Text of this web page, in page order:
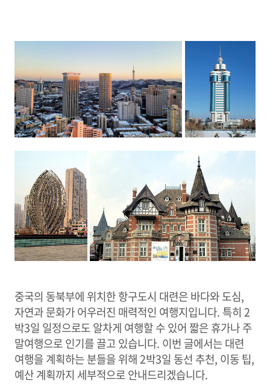
중국의 동북부에 위치한 항구도시 대련은 바다와 도심,
자연과 문화가 어우러진 매력적인 여행지입니다. 특히 2
박3일 일정으로도 알차게 여행할 수 있어 짧은 휴가나 주
말여행으로 인기를 끌고 있습니다. 이번 글에서는 대련
여행을 계획하는 분들을 위해 2박3일 동선 추천, 이동 팁,
예산 계획까지 세부적으로 안내드리겠습니다.